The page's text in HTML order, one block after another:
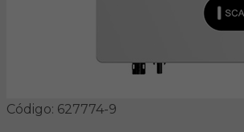
Código: 627774-9